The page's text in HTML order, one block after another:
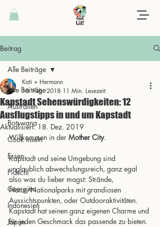
Beitrag
Alle Beiträge
Australien
Botswana
Cook Inseln
Essen
Fidschi
Georgien
Indonesien
Japan
Alle Beiträge
Kapstadt Sehenswürdigkeiten: 12
Ausflugstipps in und um Kapstadt
Kati + Hermann
10. Feb. 2018 11 Min. Lesezeit
Aktualisiert: 18. Dez. 2019
Willkommen in der Mother City.
Kapstadt und seine Umgebung sind
unglaublich abwechslungsreich, ganz egal
also was du lieber magst: Strände,
Natur/Nationalparks mit grandiosen
Aussichtspunkten, oder Outdooraktivitäten.
Kapstadt hat seinen ganz eigenen Charme und
für jeden Geschmack das passende zu bieten.